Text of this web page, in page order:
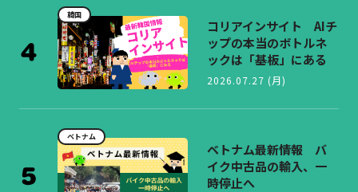
韓国
コリアインサイト AIチ
ップの本当のボトルネ
ックは「基板」にある
2026.07.27 (月)
ベトナム
ベトナム最新情報 バ
イク中古品の輸入、一
時停止へ